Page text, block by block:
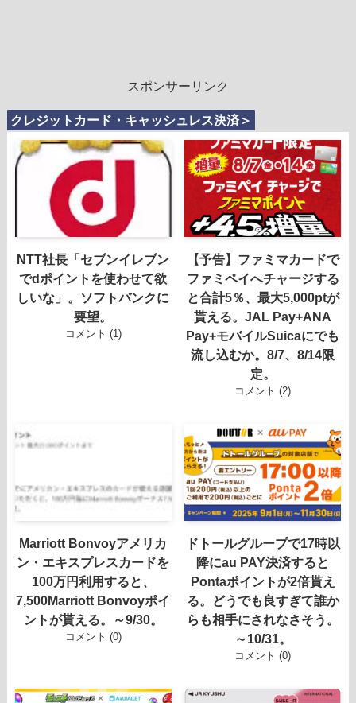
スポンサーリンク
クレジットカード・キャッシュレス決済＞
NTT社長「セブンイレブン
でdポイントを使わせて欲
しいな」。ソフトバンクに
要望。
コメント (1)
【予告】ファミマカードで
ファミペイへチャージする
と合計5％、最大5,000ptが
貰える。JAL Pay+ANA
Pay+モバイルSuicaにでも
流し込むか。8/7、8/14限
定。
コメント (2)
Marriott Bonvoyアメリカ
ン・エキスプレスカードを
100万円利用すると、
7,500Marriott Bonvoyポイ
ントが貰える。～9/30。
コメント (0)
ドトールグループで17時以
降にau PAY決済すると
Pontaポイントが2倍貰え
る。どうでも良すぎて誰か
らも相手にされなさそう。
～10/31。
コメント (0)